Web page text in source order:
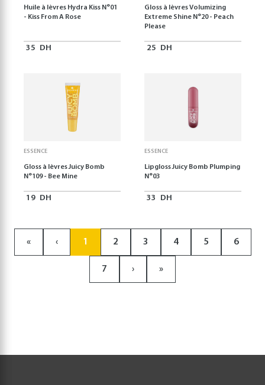
Huile à lèvres Hydra Kiss N°01
- Kiss From A Rose
35 DH
Gloss à lèvres Volumizing
Extreme Shine N°20 - Peach
Please
25 DH
ESSENCE
Gloss à lèvres Juicy Bomb
N°109 - Bee Mine
19 DH
ESSENCE
Lipgloss Juicy Bomb Plumping
N°03
33 DH
« ‹ 1 2 3 4 5 6
7 › »